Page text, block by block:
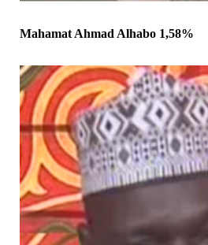
Mahamat Ahmad Alhabo 1,58%